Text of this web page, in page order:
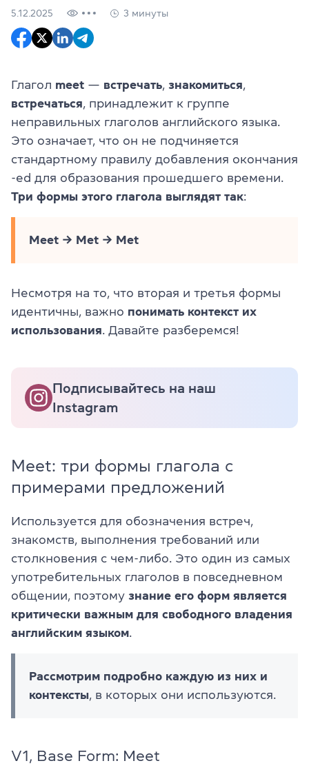
5.12.2025 3 минуты
Глагол meet — встречать знакомиться
встречаться , принадлежит к группе
неправильных глаголов английского языка.
Это означает, что он не подчиняется
стандартному правилу добавления окончания
-ed для образования прошедшего времени.
Три формы этого глагола выглядят так:
Meet → Met → Met
Несмотря на то, что вторая и третья формы
идентичны, важно понимать контекст их
использования . Давайте разберемся!
Подписывайтесь на наш
Instagram
Meet: три формы глагола с
примерами предложений
Используется для обозначения встреч,
знакомств, выполнения требований или
столкновения с чем-либо. Это один из самых
употребительных глаголов в повседневном
общении, поэтому знание его форм является
критически важным для свободного владения
английским языком
Рассмотрим подробно каждую из них и
контексты , в которых они используются.
V1, Base Form: Meet